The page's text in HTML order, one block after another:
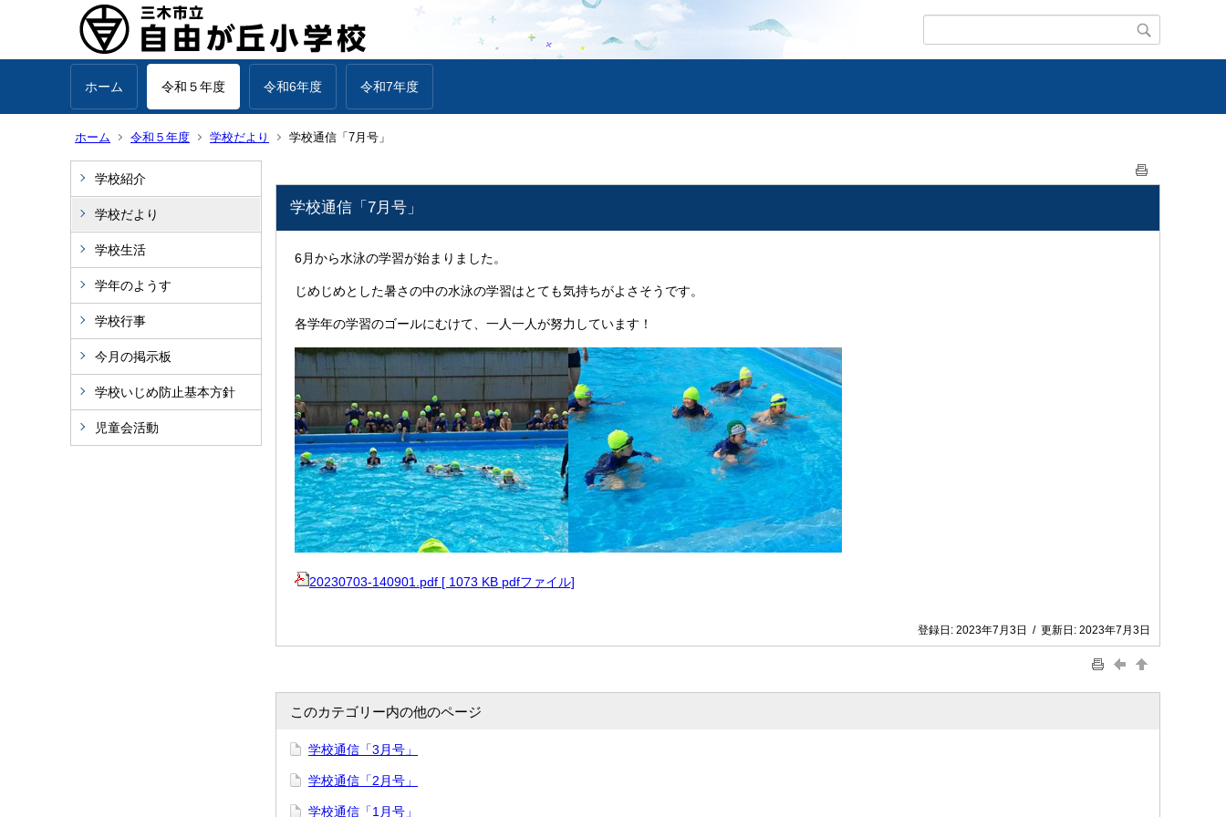
ホーム 令和５年度 令和6年度 令和7年度
ホーム 令和５年度 学校だより 学校通信「7月号」
学校紹介
学校だより
学校生活
学年のようす
学校行事
今月の掲示板
学校いじめ防止基本方針
児童会活動
学校通信「7月号」
6月から水泳の学習が始まりました。
じめじめとした暑さの中の水泳の学習はとても気持ちがよさそうです。
各学年の学習のゴールにむけて、一人一人が努力しています！
20230703-140901.pdf [ 1073 KB pdfファイル]
登録日: 2023年7月3日 / 更新日: 2023年7月3日
このカテゴリー内の他のページ
学校通信「3月号」
学校通信「2月号」
学校通信「1月号」